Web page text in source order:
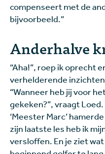
compenseert met de
bijvoorbeeld.”
Anderhalve
“Aha!”, roep ik oprecht
verhelderende
“Wanneer heb jij voor
gekeken?”, vraagt
‘Meester Marc’
zijn laatste les heb ik
versloffen. En je ziet